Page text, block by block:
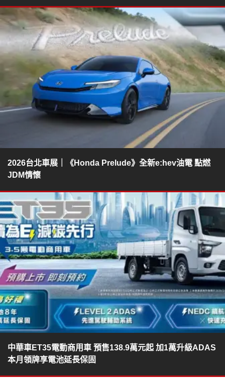
2026台北車展｜《Honda Prelude》全新e:hev油電 點燃
JDM情懷
中華車ET35電動商用車 預售138.9萬元起 加1萬升級ADAS
本月領牌享電池延長保固